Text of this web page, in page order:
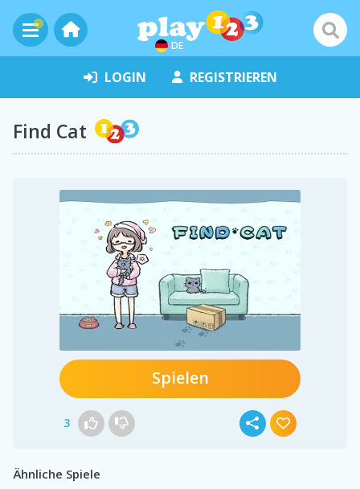
DE
LOGIN REGISTRIEREN
Find Cat
Spielen
3
Ähnliche Spiele